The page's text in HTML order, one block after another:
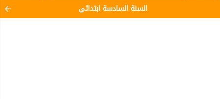
السنة السادسة ابتدائي